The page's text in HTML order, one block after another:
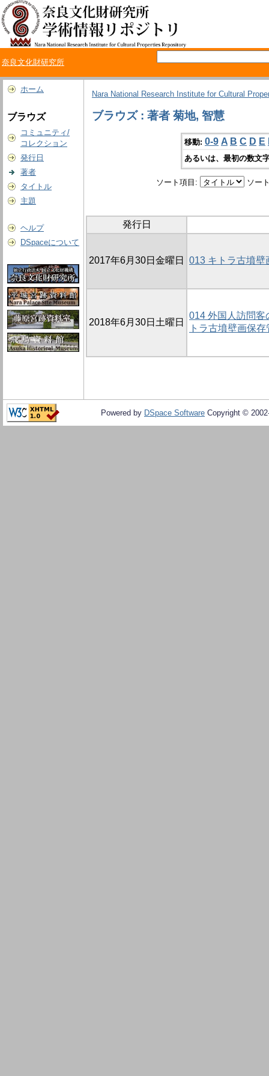
奈良文化財研究所
ホーム
ブラウズ
コミュニティ/
コレクション
発行日
著者
タイトル
主題
ヘルプ
DSpaceについて
Nara National Research Institute for Cultural
ブラウズ : 著者 菊地, 智慧
移動: 0-9 A B C D E
あるいは、最初の数文
ソート項目: ソー
発行日
2017年6月30日金曜日 013 キトラ古墳壁
2018年6月30日土曜日
014 外国人訪問
トラ古墳壁画保
Powered by DSpace Software Copyright ©